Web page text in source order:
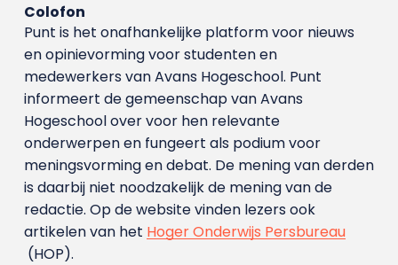
Colofon
Punt is het onafhankelijke platform voor nieuws
en opinievorming voor studenten en
medewerkers van Avans Hoge­school. Punt
informeert de gemeenschap van Avans
Hogeschool over voor hen relevante
onderwerpen en fungeert als podium voor
meningsvorming en debat. De mening van derden
is daarbij niet noodzakelijk de mening van de
redactie. Op de website vinden lezers ook
artikelen van het Hoger Onderwijs Persbureau
(HOP).